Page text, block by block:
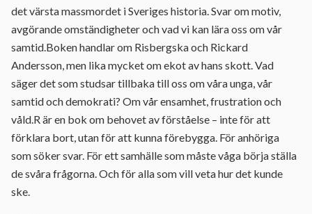
det värsta massmordet i Sveriges historia. Svar om motiv,
avgörande omständigheter och vad vi kan lära oss om vår
samtid.Boken handlar om Risbergska och Rickard
Andersson, men lika mycket om ekot av hans skott. Vad
säger det som studsar tillbaka till oss om våra unga, vår
samtid och demokrati? Om vår ensamhet, frustration och
våld.R är en bok om behovet av förståelse – inte för att
förklara bort, utan för att kunna förebygga. För anhöriga
som söker svar. För ett samhälle som måste våga börja ställa
de svåra frågorna. Och för alla som vill veta hur det kunde
ske.